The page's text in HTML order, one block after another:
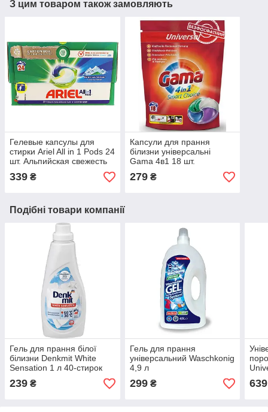
З цим товаром також замовляють
Гелевые капсулы для
стирки Ariel All in 1 Pods 24
шт. Альпийская свежесть
339 ₴
Капсули для прання
білизни універсальні
Gama 4в1 18 шт.
279₴
Подібні товари компанії
Гель для прання білої
білизни Denkmit White
Sensation 1 л 40-стирок
239 ₴
Гель для прання
універсальний Waschkоnig
4,9 л
299₴ 639